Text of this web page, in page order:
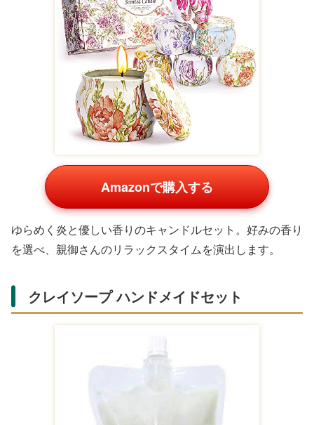
Amazonで購入する
ゆったりしたパジャマは、夜のリラックスタイムに最適。
通気性の良いコットン製がAmazonで人気の理由です。
日傘 UVカット 軽量タイプ
Amazonで購入する